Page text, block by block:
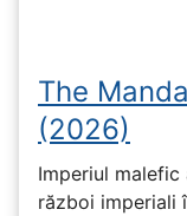
The
(2026)
Imperiul
război imperiali